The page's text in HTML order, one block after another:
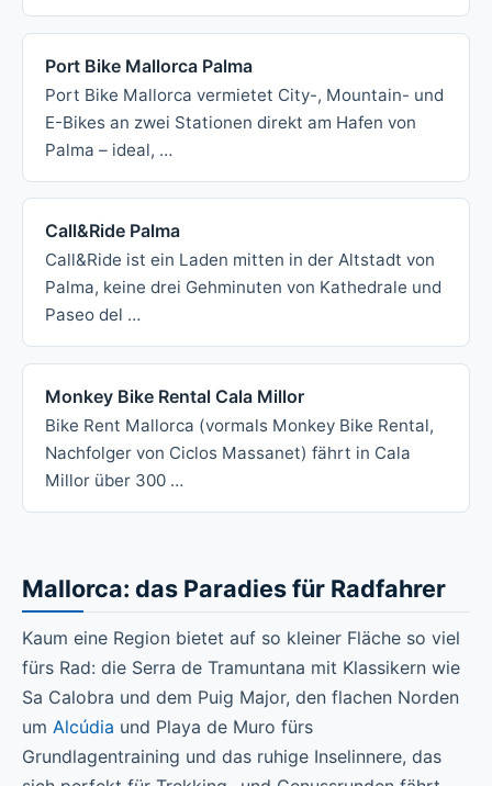
Port Bike Mallorca Palma
Port Bike Mallorca vermietet City-, Mountain- und
E-Bikes an zwei Stationen direkt am Hafen von
Palma – ideal, …
Call&Ride Palma
Call&Ride ist ein Laden mitten in der Altstadt von
Palma, keine drei Gehminuten von Kathedrale und
Paseo del …
Monkey Bike Rental Cala Millor
Bike Rent Mallorca (vormals Monkey Bike Rental,
Nachfolger von Ciclos Massanet) fährt in Cala
Millor über 300 …
Mallorca: das Paradies für Radfahrer
Kaum eine Region bietet auf so kleiner Fläche so viel
fürs Rad: die Serra de Tramuntana mit Klassikern wie
Sa Calobra und dem Puig Major, den flachen Norden
um Alcúdia und Playa de Muro fürs
Grundlagentraining und das ruhige Inselinnere, das